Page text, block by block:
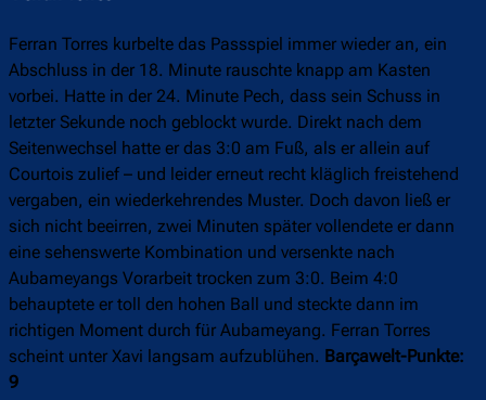
Ferran Torres kurbelte das Passspiel immer wieder an, ein
Abschluss in der 18. Minute rauschte knapp am Kasten
vorbei. Hatte in der 24. Minute Pech, dass sein Schuss in
letzter Sekunde noch geblockt wurde. Direkt nach dem
Seitenwechsel hatte er das 3:0 am Fuß, als er allein auf
Courtois zulief – und leider erneut recht kläglich freistehend
vergaben, ein wiederkehrendes Muster. Doch davon ließ er
sich nicht beeirren, zwei Minuten später vollendete er dann
eine sehenswerte Kombination und versenkte nach
Aubameyangs Vorarbeit trocken zum 3:0. Beim 4:0
behauptete er toll den hohen Ball und steckte dann im
richtigen Moment durch für Aubameyang. Ferran Torres
scheint unter Xavi langsam aufzublühen. Barçawelt-Punkte:
9